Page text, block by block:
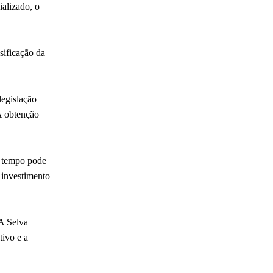
o
da
obtenção
pode
Selva
e a